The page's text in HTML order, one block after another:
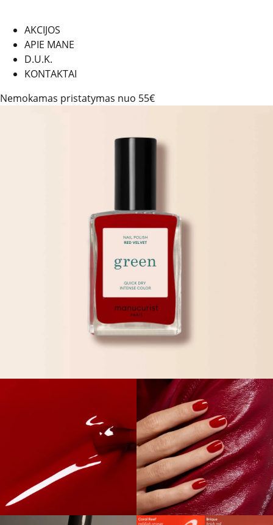
AKCIJOS
APIE MANE
D.U.K.
KONTAKTAI
Nemokamas pristatymas nuo 55€